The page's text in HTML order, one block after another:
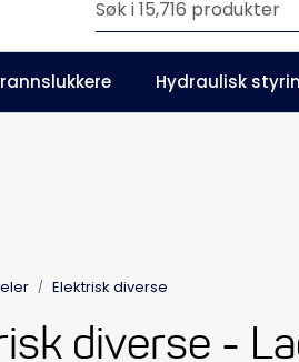
| Våre katalogerHydraulisk
Elektrisk diverse
diverse -